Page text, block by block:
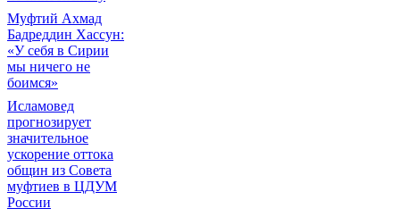
Муфтий Ахмад
Бадреддин Хассун:
«У себя в Сирии
мы ничего не
боимся»
Исламовед
прогнозирует
значительное
ускорение оттока
общин из Совета
муфтиев в ЦДУМ
России